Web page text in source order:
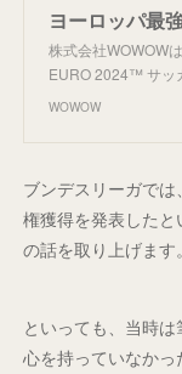
株式会社WOWOW
EURO 2024™ サッ
WOWOW
ブンデスリーガで
権獲得を発表した
の話を取り上げます。
といっても、当時
心を持っていなか